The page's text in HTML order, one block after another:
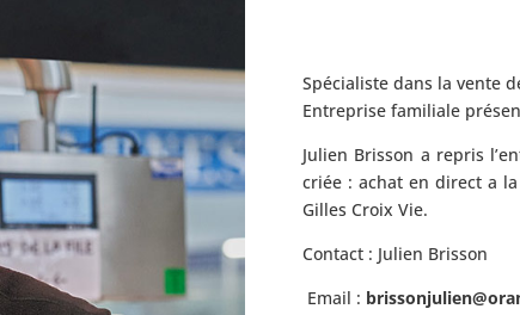
Spécialiste dans la vente
Entreprise familiale
Julien Brisson a repris
criée : achat en direct a
Gilles Croix Vie.
Contact : Julien Brisson
Email :